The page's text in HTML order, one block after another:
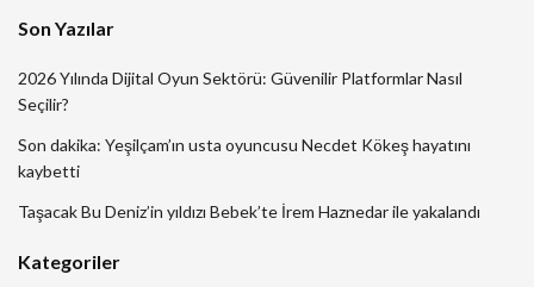
Son Yazılar
2026 Yılında Dijital Oyun Sektörü: Güvenilir Platformlar Nasıl
Seçilir?
Son dakika: Yeşilçam’ın usta oyuncusu Necdet Kökeş hayatını
kaybetti
Taşacak Bu Deniz’in yıldızı Bebek’te İrem Haznedar ile yakalandı
Kategoriler